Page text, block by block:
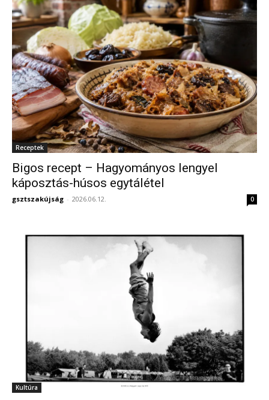
Receptek
Bigos recept – Hagyományos lengyel
káposztás-húsos egytálétel
gsztszakújság - 2026.06.12. 0
Kultúra